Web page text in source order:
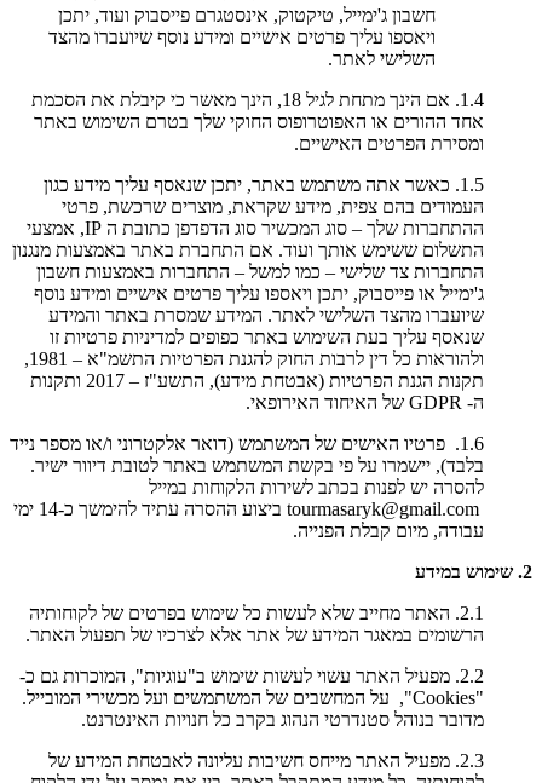
חשבון ג'ימייל, טיקטוק, אינסטגרם פייסבוק ועוד, יתכן
ויאספו עליך פרטים אישיים ומידע נוסף שיועברו מהצד
השלישי לאתר.
1.4. אם הינך מתחת לגיל 18, הינך מאשר כי קיבלת את הסכמת
אחד ההורים או האפוטרופוס החוקי שלך בטרם השימוש באתר
ומסירת הפרטים האישיים.
1.5. כאשר אתה משתמש באתר, יתכן שנאסף עליך מידע כגון
העמודים בהם צפית, מידע שקראת, מוצרים שרכשת, פרטי
ההתחברות שלך – סוג המכשיר סוג הדפדפן כתובת ה IP, אמצעי
התשלום ששימש אותך ועוד. אם התחברת באתר באמצעות מנגנון
התחברות צד שלישי – כמו למשל – התחברות באמצעות חשבון
ג'ימייל או פייסבוק, יתכן ויאספו עליך פרטים אישיים ומידע נוסף
שיועברו מהצד השלישי לאתר. המידע שמסרת באתר והמידע
שנאסף עליך בעת השימוש באתר כפופים למדיניות פרטיות זו
ולהוראות כל דין לרבות החוק להגנת הפרטיות התשמ"א – 1981,
תקנות הגנת הפרטיות (אבטחת מידע), התשע"ז – 2017 ותקנות
ה- GDPR של האיחוד האירופאי.
1.6. פרטיו האישים של המשתמש (דואר אלקטרוני ו/או מספר נייד
בלבד), יישמרו על פי בקשת המשתמש באתר לטובת דיוור ישיר.
להסרה יש לפנות בכתב לשירות הלקוחות במייל
tourmasaryk@gmail.com ביצוע ההסרה עתיד להימשך כ-14 ימי
עבודה, מיום קבלת הפנייה.
2. שימוש במידע
2.1. האתר מחייב שלא לעשות כל שימוש בפרטים של לקוחותיה
הרשומים במאגר המידע של אתר אלא לצרכיו של תפעול האתר.
2.2. מפעיל האתר עשוי לעשות שימוש ב"עוגיות", המוכרות גם כ-
"Cookies", על המחשבים של המשתמשים ועל מכשירי המובייל.
מדובר בנוהל סטנדרטי הנהוג בקרב כל חנויות האינטרנט.
2.3. מפעיל האתר מייחס חשיבות עליונה לאבטחת המידע של